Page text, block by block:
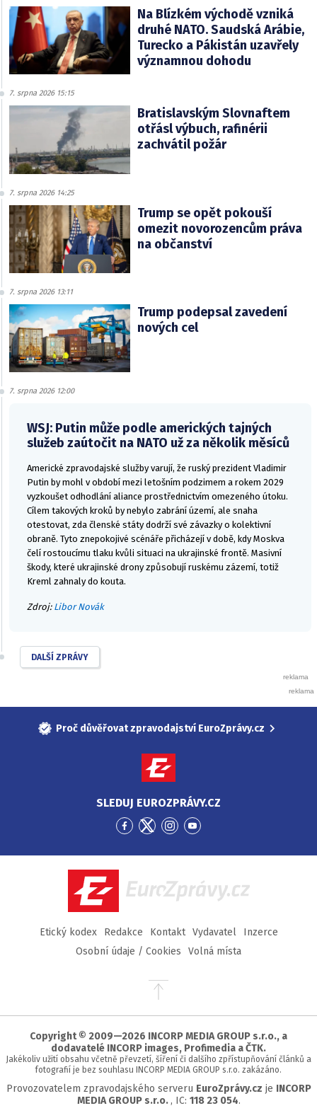
Na Blízkém východě vzniká
druhé NATO. Saudská Arábie,
Turecko a Pákistán uzavřely
významnou dohodu
7. srpna 2026 15:15
Bratislavským Slovnaftem
otřásl výbuch, rafinérii
zachvátil požár
7. srpna 2026 14:25
Trump se opět pokouší
omezit novorozencům práva
na občanství
7. srpna 2026 13:11
Trump podepsal zavedení
nových cel
7. srpna 2026 12:00
WSJ: Putin může podle amerických tajných
služeb zaútočit na NATO už za několik měsíců
Americké zpravodajské služby varují, že ruský prezident Vladimir
Putin by mohl v období mezi letošním podzimem a rokem 2029
vyzkoušet odhodlání aliance prostřednictvím omezeného útoku.
Cílem takových kroků by nebylo zabrání území, ale snaha
otestovat, zda členské státy dodrží své závazky o kolektivní
obraně. Tyto znepokojivé scénáře přicházejí v době, kdy Moskva
čelí rostoucímu tlaku kvůli situaci na ukrajinské frontě. Masivní
škody, které ukrajinské drony způsobují ruskému zázemí, totiž
Kreml zahnaly do kouta.
Zdroj: Libor Novák
DALŠÍ ZPRÁVY
Proč důvěřovat zpravodajství EuroZprávy.cz
SLEDUJ EUROZPRÁVY.CZ
Přejít
Facebook
Přejít
Twitter
Přejít
Instagram
Přejít
YouTube
EuroZprávy.cz
Etický kodex Redakce Kontakt Vydavatel
Inzerce
Osobní údaje / Cookies
Volná místa
Přejít
stránky
Copyright © 2009—2026 INCORP MEDIA GROUP s.r.o., a
dodavatelé INCORP images, Profimedia a ČTK.
Jakékoliv užití obsahu včetně převzetí, šíření či dalšího zpřístupňování článků a
fotografií je bez souhlasu INCORP MEDIA GROUP s.r.o. zakázáno.
Provozovatelem zpravodajského serveru EuroZprávy.cz je INCORP
MEDIA GROUP s.r.o. , IC: 118 23 054.